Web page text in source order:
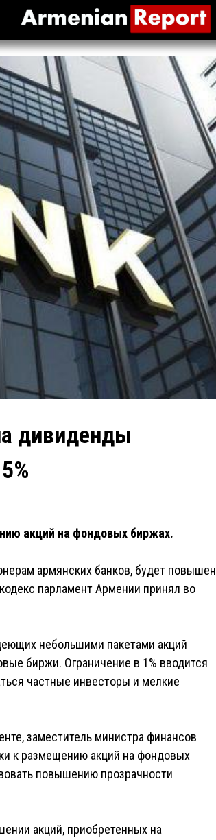
дивиденды
акций на фондовых биржах.
армянских банков, будет повышен
парламент Армении принял во
небольшими пакетами акций
биржи. Ограничение в 1% вводится
частные инвесторы и мелкие
заместитель министра финансов
к размещению акций на фондовых
повышению прозрачности
акций, приобретенных на